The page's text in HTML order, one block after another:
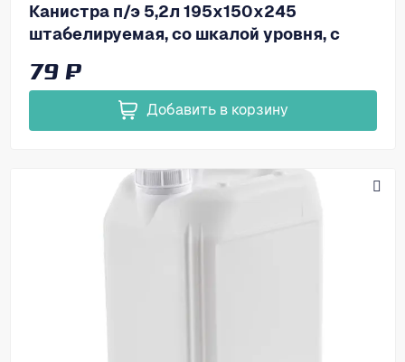
Канистра п/э 5,2л 195х150х245
штабелируемая, со шкалой уровня, с
79 ₽
Добавить в корзину